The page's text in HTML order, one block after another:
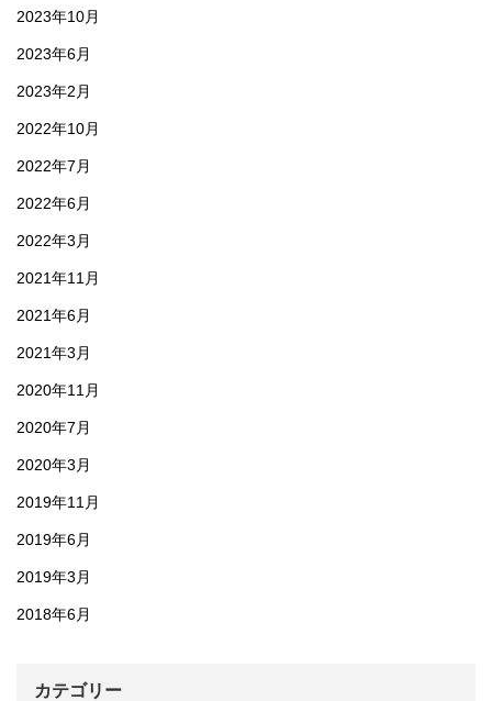
2023年10月
2023年6月
2023年2月
2022年10月
2022年7月
2022年6月
2022年3月
2021年11月
2021年6月
2021年3月
2020年11月
2020年7月
2020年3月
2019年11月
2019年6月
2019年3月
2018年6月
カテゴリー